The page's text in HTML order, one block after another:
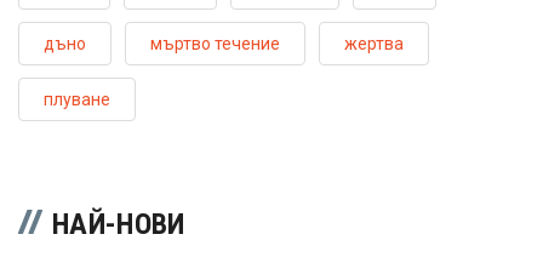
дъно мъртво течение жертва
плуване
НАЙ-НОВИ